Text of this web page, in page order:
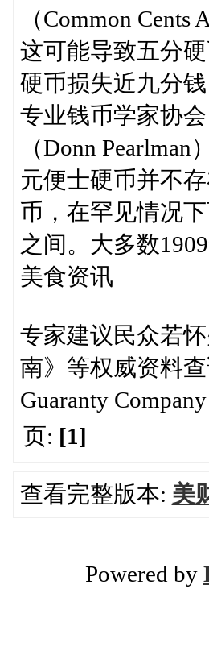
（Common
这可能导致五分
硬币损失近九分
专业钱币学家协会
（Donn
元便士硬币并不
币，在罕见情况
之间。大多数
美食资讯
专家建议民众若
南》等权威资料
Guaranty
页: [1]
查看完整版本: 美
Powered by